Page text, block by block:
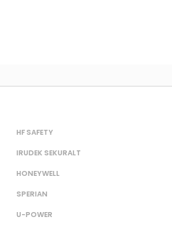
HF SAFETY
IRUDEK SEKURALT
HONEYWELL
SPERIAN
U-POWER